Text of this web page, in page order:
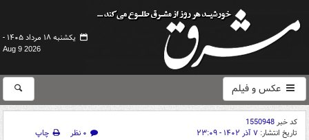
یکشنبه ۱۸ مرداد ۱۴۰۵ -
Aug 9 2026
عکس و فیلم
کد خبر1550948
تاریخ انتشار: ۷ آذر ۱۴۰۲ - ۲۳:۰۹ ۰ نظر
چاپ